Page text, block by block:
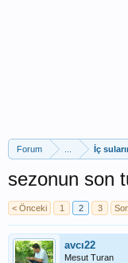
Forum İç
sezonun son
< Önceki 1 2 3
avcı22
Mesut Turan